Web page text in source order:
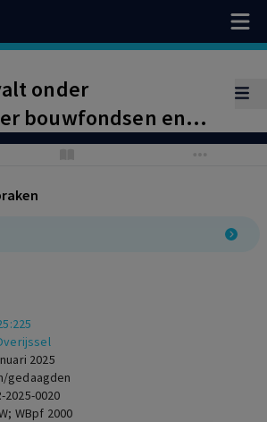
onder
bouwfondsen en
premies
2025
gedaagden
2025-0020
WBpf 2000